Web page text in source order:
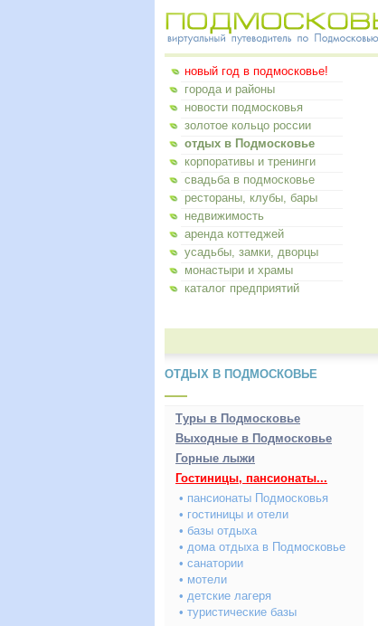
новый год в подмосковье!
города и районы
новости подмосковья
золотое кольцо россии
отдых в Подмосковье
корпоративы и тренинги
свадьба в подмосковье
рестораны, клубы, бары
недвижимость
аренда коттеджей
усадьбы, замки, дворцы
монастыри и храмы
каталог предприятий
ОТДЫХ В ПОДМОСКОВЬЕ
Туры в Подмосковье
Выходные в Подмосковье
Горные лыжи
Гостиницы, пансионаты...
• пансионаты Подмосковья
• гостиницы и отели
• базы отдыха
• дома отдыха в Подмосковье
• санатории
• мотели
• детские лагеря
• туристические базы